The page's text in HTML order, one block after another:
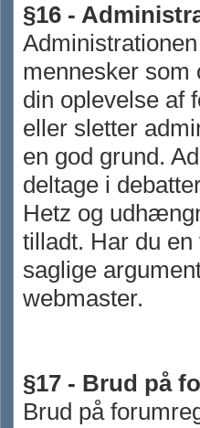
§16 -
mennesker som
din oplevelse af
eller sletter
en god grund.
deltage i
Hetz og
tilladt. Har du
saglige
webmaster.
§17 - Brud på
Brud på